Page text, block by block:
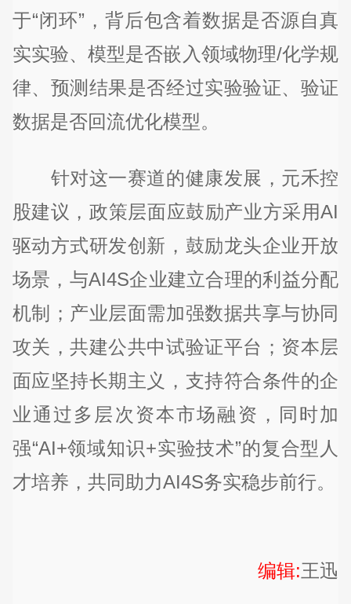
于“闭环”，背后包含着数据是否源自真
实实验、模型是否嵌入领域物理/化学规
律、预测结果是否经过实验验证、验证
数据是否回流优化模型。
针对这一赛道的健康发展，元禾控
股建议，政策层面应鼓励产业方采用AI
驱动方式研发创新，鼓励龙头企业开放
场景，与AI4S企业建立合理的利益分配
机制；产业层面需加强数据共享与协同
攻关，共建公共中试验证平台；资本层
面应坚持长期主义，支持符合条件的企
业通过多层次资本市场融资，同时加
强“AI+领域知识+实验技术”的复合型人
才培养，共同助力AI4S务实稳步前行。
编辑:王迅